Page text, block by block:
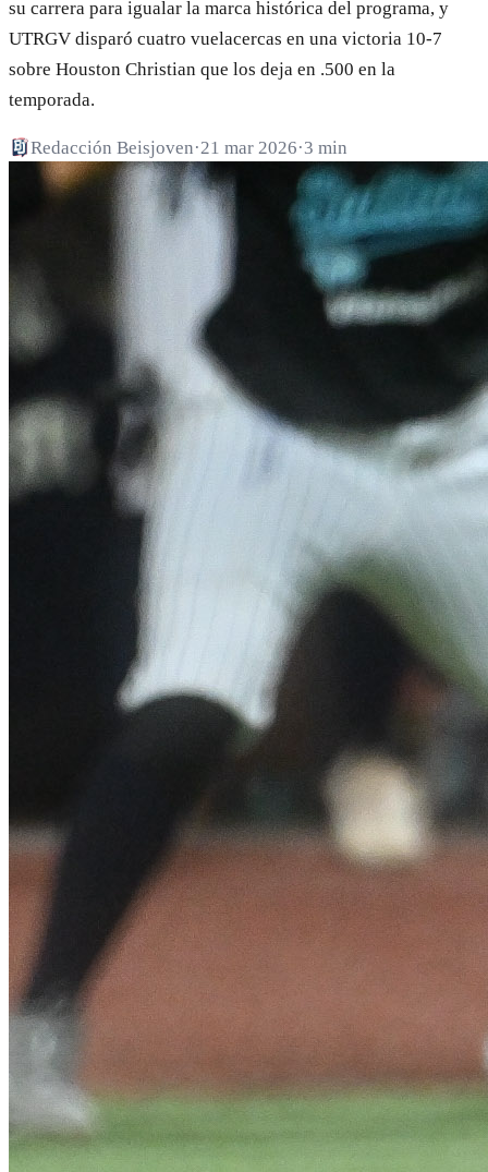
su carrera para igualar la marca histórica del programa, y
UTRGV disparó cuatro vuelacercas en una victoria 10-7
sobre Houston Christian que los deja en .500 en la
temporada.
Redacción Beisjoven·21 mar 2026·3 min